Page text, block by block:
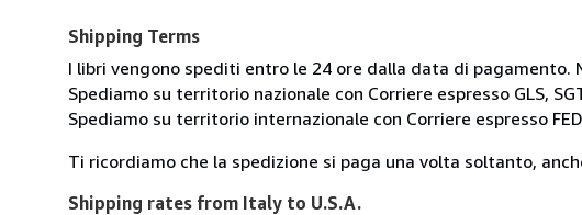
Shipping Terms
I libri vengono spediti entro le 24 ore dalla data di pagamento.
Spediamo su territorio nazionale con Corriere espresso GLS,
Spediamo su territorio internazionale con Corriere espresso
Ti ricordiamo che la spedizione si paga una volta soltanto,
Shipping rates from Italy to U.S.A.